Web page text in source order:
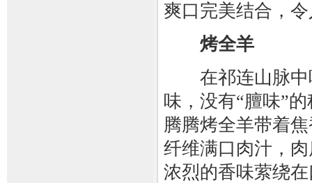
爽口完美结合，
烤全羊
在祁连山脉中
味，没有“膻味”
腾腾烤全羊带着
纤维满口肉汁，
浓烈的香味萦绕